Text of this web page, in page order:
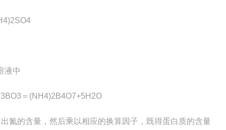
液中
＝ (NH4)2B4O7+5H2O
氮的含量，然后乘以相应的换算因子，既得蛋白质的含量